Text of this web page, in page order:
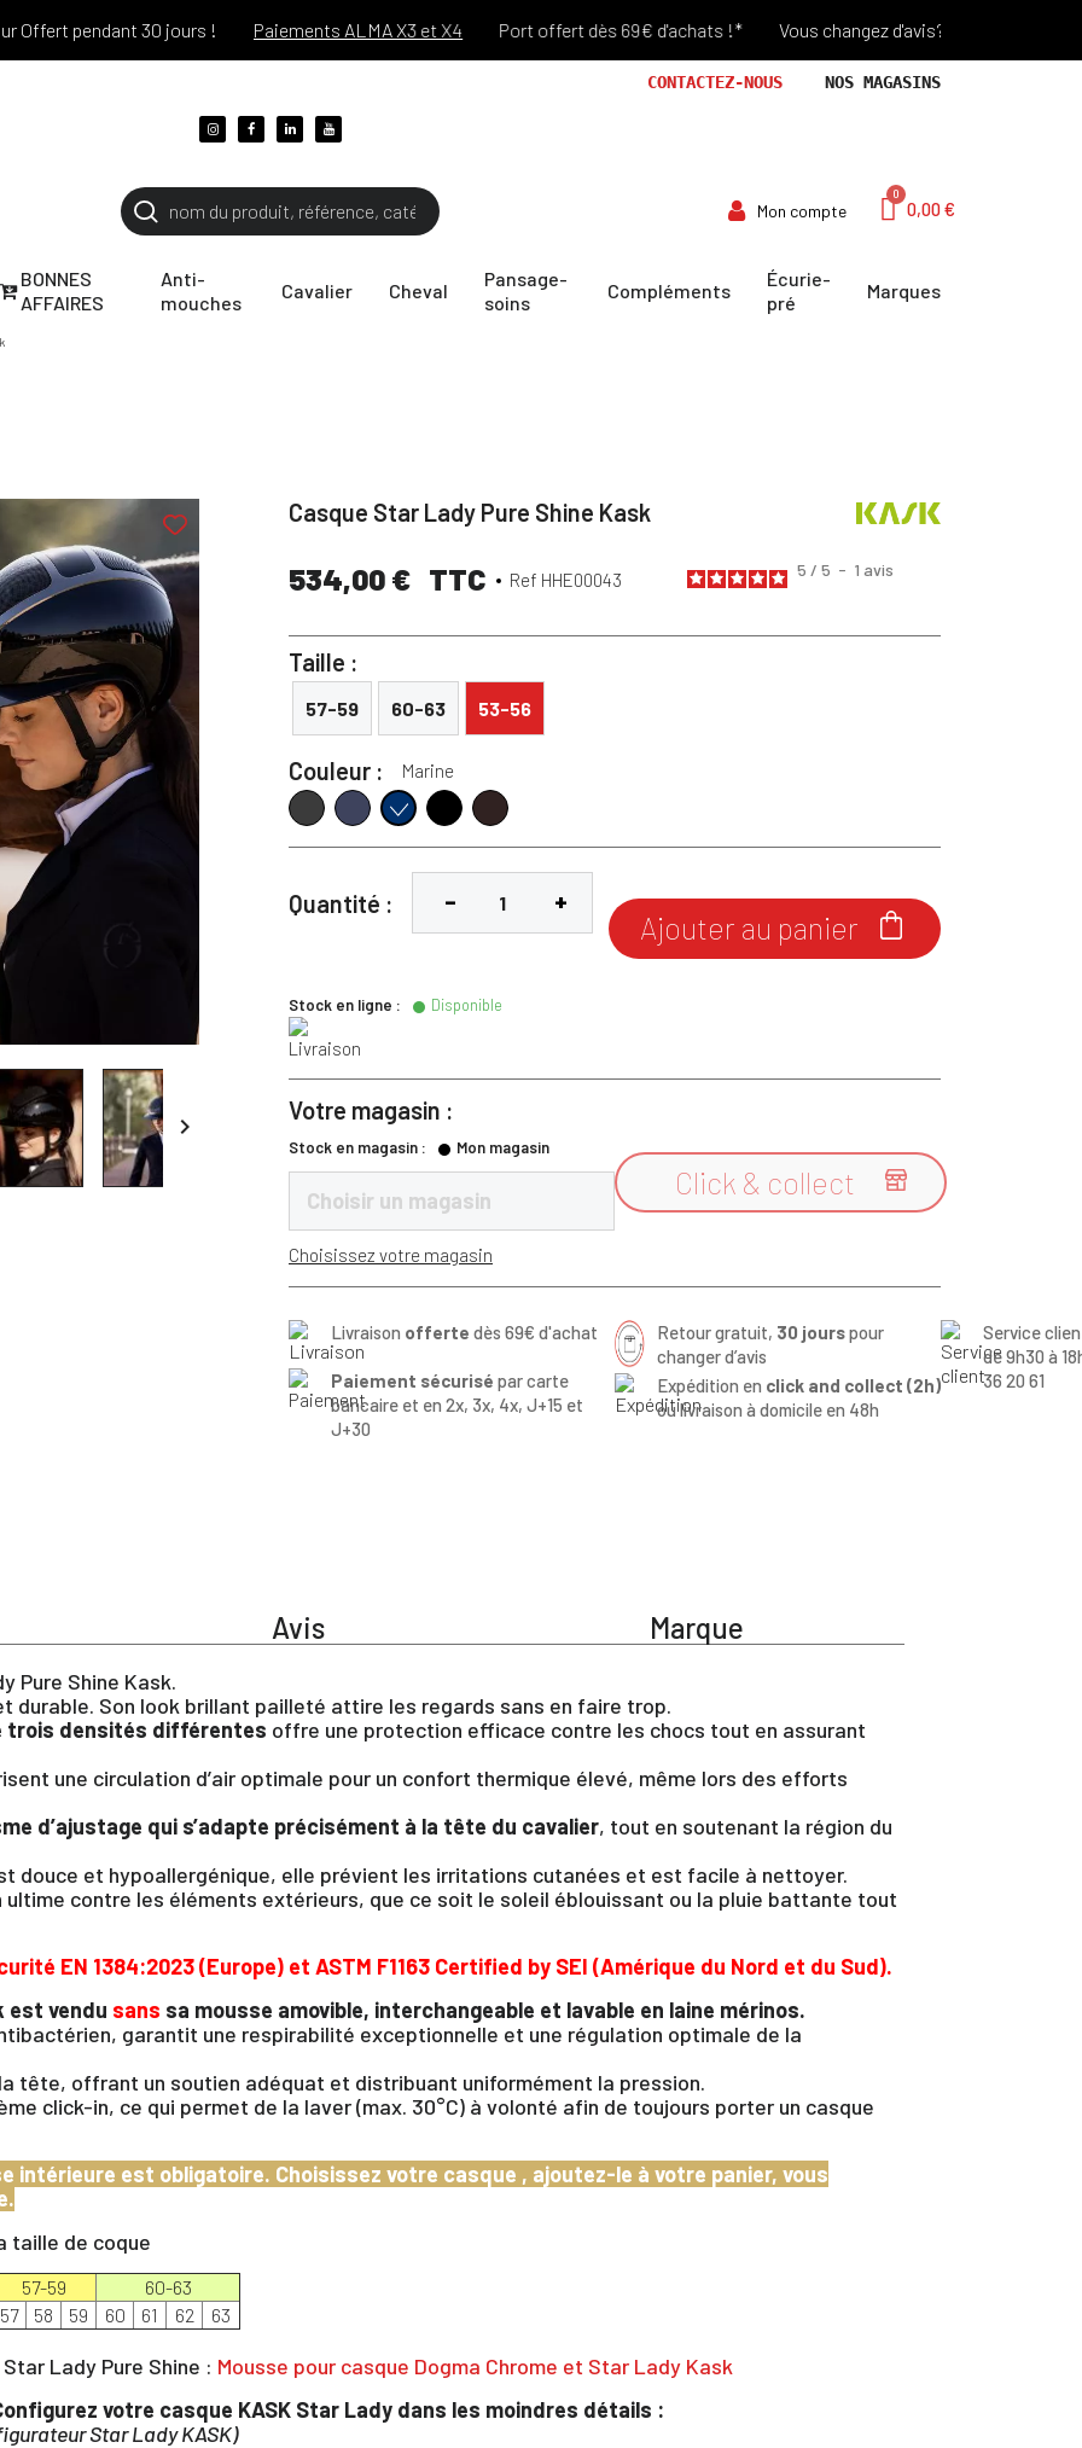
pendant 30 jours ! Paiements ALMA X3 et X4 Port offert dès 69€ d'achats !* Vous changez d'avis? Retour Offert pendant
CONTACTEZ-NOUS NOS MAGASINS
Mon compte 0,00 €
BONNES
AFFAIRES
Anti-
mouches
Cavalier Cheval
Pansage-
soins
Compléments
Écurie-
pré
Marques

Casque Star Lady Pure Shine Kask
534,00 € TTC Ref HHE00043 5 / 5 - 1 avis
Taille :
57-59 60-63 53-56
Couleur : Marine
AnthraciteAtlantic Blue
MarineNoir Espresso Brown
Quantité :
Stock en ligne : Disponible

Ajouter au panier
Votre magasin :
Stock en magasin : Mon magasin
Choisir un magasin
Choisissez votre magasin

Click & collect
Livraison offerte dès 69€ d'achat
Paiement sécurisé par carte
bancaire et en 2x, 3x, 4x, J+15 et
J+30
Retour gratuit, 30 jourspour
changer d’avis
Expédition en click and collect (2h)
ou livraison à domicile en 48h
Service
de 9h30 à
36 20 61
Avis Marque
Pure Shine Kask.
durable. Son look brillant pailleté attire les regards sans en faire trop.
trois densités différentes offre une protection efficace contre les chocs tout en assurant
une circulation d’air optimale pour un confort thermique élevé, même lors des efforts
d’ajustage qui s’adapte précisément à la tête du cavalier, tout en soutenant la région du
douce et hypoallergénique, elle prévient les irritations cutanées et est facile à nettoyer.
contre les éléments extérieurs, que ce soit le soleil éblouissant ou la pluie battante tout
EN 1384:2023 (Europe) et ASTM F1163 Certified by SEI (Amérique du Nord et du Sud).
est vendu sans sa mousse amovible, interchangeable et lavable en laine mérinos.
garantit une respirabilité exceptionnelle et une régulation optimale de la
tête, offrant un soutien adéquat et distribuant uniformément la pression.
click-in, ce qui permet de la laver (max. 30°C) à volonté afin de toujours porter un casque
intérieure est obligatoire. Choisissez votre casque , ajoutez-le à votre panier, vous
taille de coque
57-59
60-63
57
58 59 60 61 62 63
Lady Pure Shine : Mousse pour casque Dogma Chrome et Star Lady Kask
votre casque KASK Star Lady dans les moindres détails :
Star Lady KASK)